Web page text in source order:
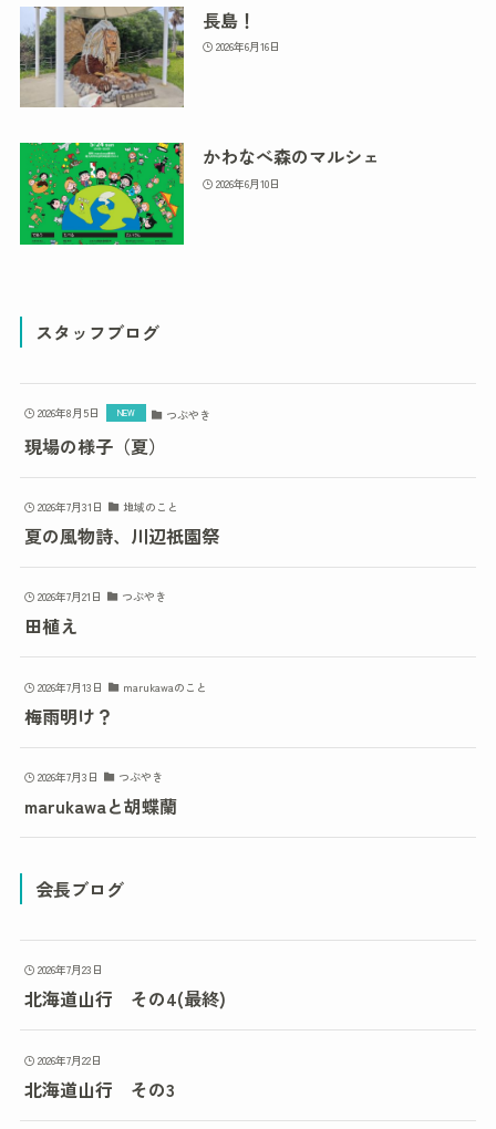
長島！
2026年6月16日
かわなべ森のマルシェ
2026年6月10日
スタッフブログ
2026年8月5日 つぶやき
現場の様子（夏）
2026年7月31日 地域のこと
夏の風物詩、川辺祇園祭
2026年7月21日 つぶやき
田植え
2026年7月13日 marukawaのこと
梅雨明け？
2026年7月3日 つぶやき
marukawaと胡蝶蘭
会長ブログ
2026年7月23日
北海道山行 その4(最終)
2026年7月22日
北海道山行 その3